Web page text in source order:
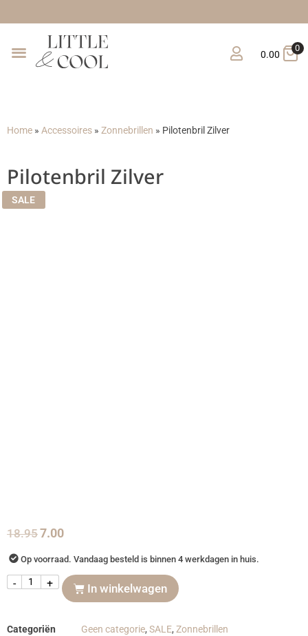
0.00
0
Home » Accessoires » Zonnebrillen » Pilotenbril Zilver
Pilotenbril Zilver
SALE
18.957.00
Op voorraad. Vandaag besteld is binnen 4 werkdagen in huis.
- + In winkelwagen
Categoriën Geen categorie, SALE, Zonnebrillen